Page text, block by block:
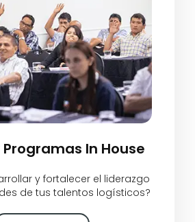
In House
y fortalecer el liderazgo
de tus talentos logísticos?